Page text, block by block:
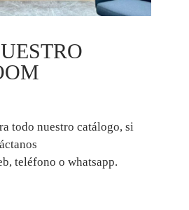
todo nuestro catálogo, si
teléfono o whatsapp.